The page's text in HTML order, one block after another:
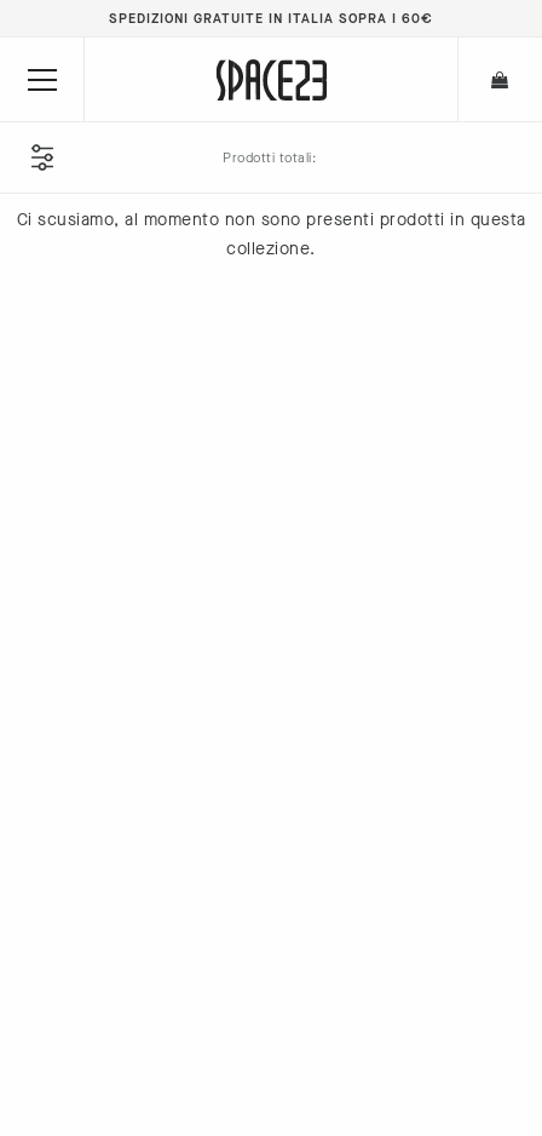
SPEDIZIONI GRATUITE IN ITALIA SOPRA I 60€
Prodotti totali:
Ci scusiamo, al momento non sono presenti prodotti in questa
collezione.